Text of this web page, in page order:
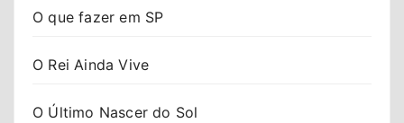
O que fazer em SP
O Rei Ainda Vive
O Último Nascer do Sol